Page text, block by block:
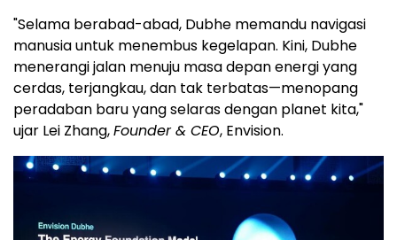
"Selama berabad-abad, Dubhe memandu navigasi
manusia untuk menembus kegelapan. Kini, Dubhe
menerangi jalan menuju masa depan energi yang
cerdas, terjangkau, dan tak terbatas—menopang
peradaban baru yang selaras dengan planet kita,"
ujar Lei Zhang,Founder & CEO, Envision.